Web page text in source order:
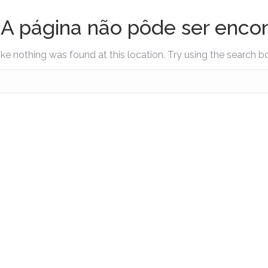
página não pôde ser
nothing was found at this location. Try using the search